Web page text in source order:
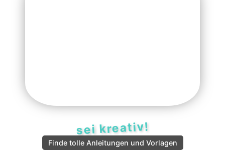
sei kreativ!
Finde tolle Anleitungen und Vorlagen